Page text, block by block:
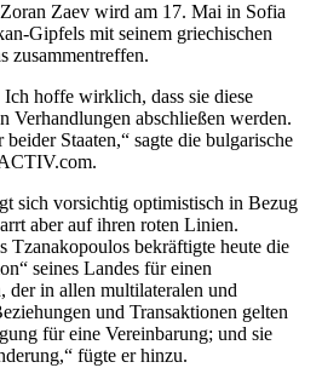
Zaev wird am 17. Mai in Sofia
Gipfels mit seinem griechischen
zusammentreffen.
Ich hoffe wirklich, dass sie diese
Verhandlungen abschließen werden.
Staaten,“ sagte die bulgarische
sich vorsichtig optimistisch in Bezug
aber auf ihren roten Linien.
Tzanakopoulos bekräftigte heute die
seines Landes für einen
der in allen multilateralen und
und Transaktionen gelten
für eine Vereinbarung; und sie
fügte er hinzu.